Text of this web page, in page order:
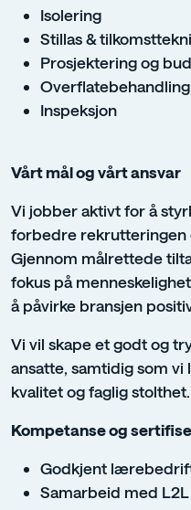
Isolering
Stillas &
Prosjektering og
Overflatebehandling
Inspeksjon
Vårt mål og vårt ansvar
Vi jobber aktivt for å
forbedre rekrutteringen
Gjennom målrettede
fokus på
å påvirke bransjen
Vi vil skape et godt og
ansatte, samtidig som
kvalitet og faglig stolthet.
Kompetanse og
Godkjent
Samarbeid med L2L